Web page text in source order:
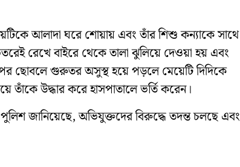
আলাদা ঘরে শোয়ায় এবং তাঁর শিশু কন্যাকে সাথে
রেখে বাইরে থেকে তালা ঝুলিয়ে দেওয়া হয় এবং
ছোবলে গুরুতর অসুস্থ হয়ে পড়লে মেয়েটি দিদিকে
তাঁকে উদ্ধার করে হাসপাতালে ভর্তি করেন।
জানিয়েছে, অভিযুক্তদের বিরুদ্ধে তদন্ত চলছে এবং